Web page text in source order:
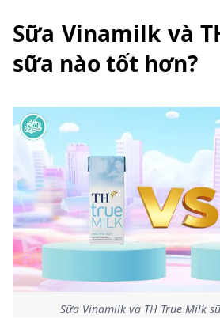
Sữa Vinamilk và
sữa nào tốt hơn?
Sữa Vinamilk và TH True Milk